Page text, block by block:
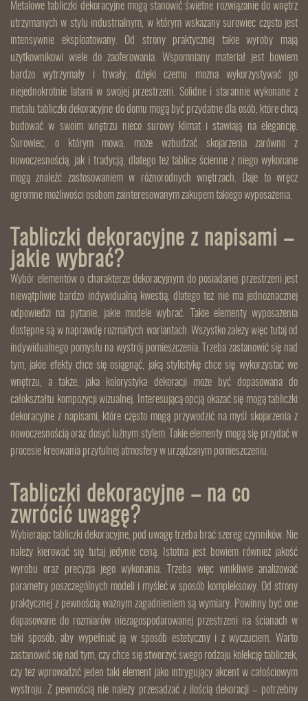
Metalowe tabliczki dekoracyjne mogą stanowić świetne rozwiązanie do wnętrz
utrzymanych w stylu industrialnym, w którym wskazany surowiec często jest
intensywnie eksploatowany. Od strony praktycznej takie wyroby mają
użytkownikowi wiele do zaoferowania. Wspomniany materiał jest bowiem
bardzo wytrzymały i trwały, dzięki czemu można wykorzystywać go
niejednokrotnie latami w swojej przestrzeni. Solidne i starannie wykonane z
metalu tabliczki dekoracyjne do domu mogą być przydatne dla osób, które chcą
budować w swoim wnętrzu nieco surowy klimat i stawiają na elegancję.
Surowiec, o którym mowa, może wzbudzać skojarzenia zarówno z
nowoczesnością, jak i tradycją, dlatego też tablice ścienne z niego wykonane
mogą znaleźć zastosowaniem w różnorodnych wnętrzach. Daje to wręcz
ogromne możliwości osobom zainteresowanym zakupem takiego wyposażenia.
Tabliczki dekoracyjne z napisami –
jakie wybrać?
Wybór elementów o charakterze dekoracyjnym do posiadanej przestrzeni jest
niewątpliwie bardzo indywidualną kwestią, dlatego też nie ma jednoznacznej
odpowiedzi na pytanie, jakie modele wybrać. Takie elementy wyposażenia
dostępne są w naprawdę rozmaitych wariantach. Wszystko zależy więc tutaj od
indywidualnego pomysłu na wystrój pomieszczenia. Trzeba zastanowić się nad
tym, jakie efekty chce się osiągnąć, jaką stylistykę chce się wykorzystać we
wnętrzu, a także, jaka kolorystyka dekoracji może być dopasowana do
całokształtu kompozycji wizualnej. Interesującą opcją okazać się mogą tabliczki
dekoracyjne z napisami, które często mogą przywodzić na myśl skojarzenia z
nowoczesnością oraz dosyć luźnym stylem. Takie elementy mogą się przydać w
procesie kreowania przytulnej atmosfery w urządzanym pomieszczeniu.
Tabliczki dekoracyjne – na co
zwrócić uwagę?
Wybierając tabliczki dekoracyjne, pod uwagę trzeba brać szereg czynników. Nie
należy kierować się tutaj jedynie ceną. Istotna jest bowiem również jakość
wyrobu oraz precyzja jego wykonania. Trzeba więc wnikliwie analizować
parametry poszczególnych modeli i myśleć w sposób kompleksowy. Od strony
praktycznej z pewnością ważnym zagadnieniem są wymiary. Powinny być one
dopasowane do rozmiarów niezagospodarowanej przestrzeni na ścianach w
taki sposób, aby wypełniać ją w sposób estetyczny i z wyczuciem. Warto
zastanowić się nad tym, czy chce się stworzyć swego rodzaju kolekcję tabliczek,
czy też wprowadzić jeden taki element jako intrygujący akcent w całościowym
wystroju. Z pewnością nie należy przesadzać z ilością dekoracji – potrzebny